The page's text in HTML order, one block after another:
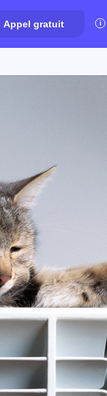
Appel gratuit